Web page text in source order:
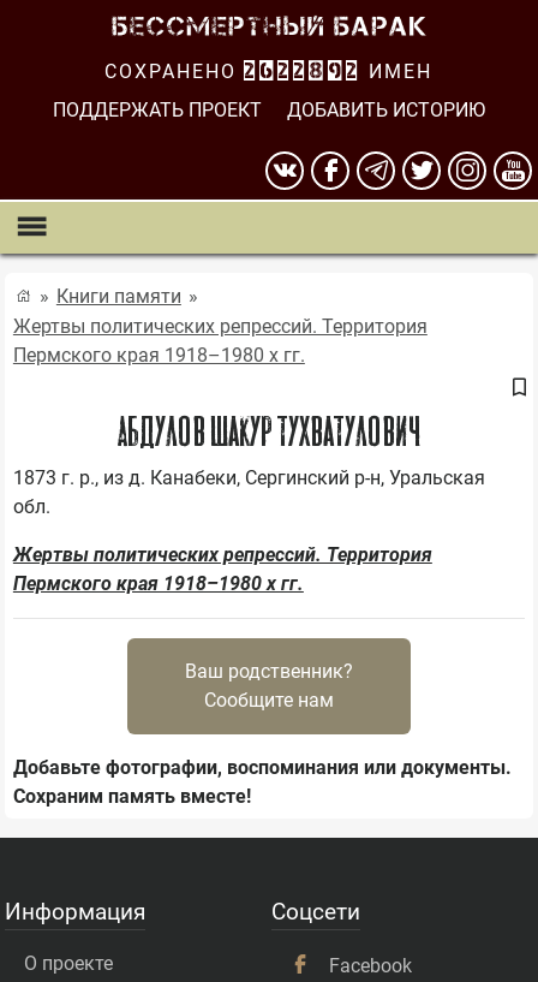
СОХРАНЕНО 2622892
ИМЕН
ПОДДЕРЖАТЬ ПРОЕКТ
ДОБАВИТЬ ИСТОРИЮ
Книги памяти
Жертвы политических репрессий. Территория
Пермского края 1918–1980 х гг.
Абдулов Шакур Тухватулович
1873 г. р., из д. Канабеки, Сергинский р-н, Уральская
Жертвы политических репрессий. Территория
Пермского края 1918–1980 х гг.
Ваш родственник?
Сообщите нам
Добавьте фотографии, воспоминания или документы.
Сохраним память вместе!
Информация
О проекте
Соцсети
Facebook